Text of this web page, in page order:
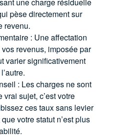
pèse directement sur
revenu.
: Une affectation
revenus, imposée par
varier significativement
: Les charges ne sont
sujet, c’est votre
ces taux sans levier
votre statut n’est plus